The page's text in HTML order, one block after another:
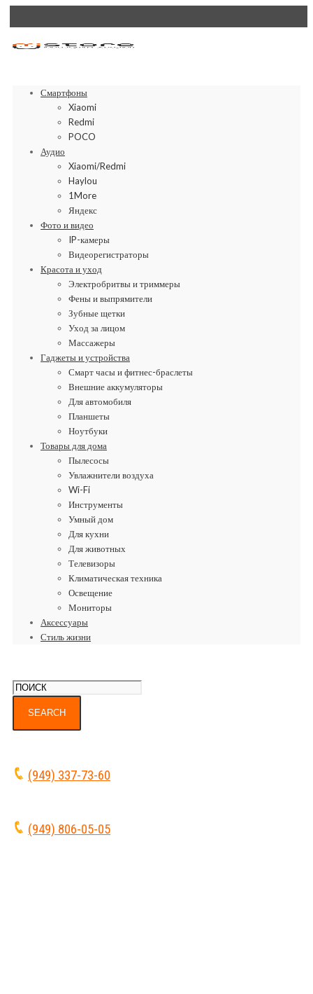
Смартфоны
Xiaomi
Redmi
POCO
Аудио
Xiaomi/Redmi
Haylou
1More
Яндекс
Фото и видео
IP-камеры
Видеорегистраторы
Красота и уход
Электробритвы и триммеры
Фены и выпрямители
Зубные щетки
Уход за лицом
Массажеры
Гаджеты и устройства
Смарт часы и фитнес-браслеты
Внешние аккумуляторы
Для автомобиля
Планшеты
Ноутбуки
Товары для дома
Пылесосы
Увлажнители воздуха
Wi-Fi
Инструменты
Умный дом
Для кухни
Для животных
Телевизоры
Климатическая техника
Освещение
Мониторы
Аксессуары
Стиль жизни
(949) 337-73-60
(949) 806-05-05